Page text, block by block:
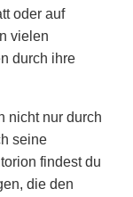
oder auf
vielen
durch ihre
nicht nur durch
seine
findest du
die den